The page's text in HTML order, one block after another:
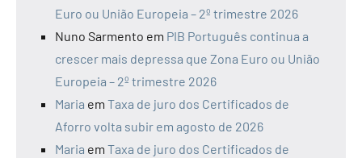
Euro ou União Europeia – 2º trimestre 2026
Nuno Sarmento em PIB Português continua a
crescer mais depressa que Zona Euro ou União
Europeia – 2º trimestre 2026
Maria em Taxa de juro dos Certificados de
Aforro volta subir em agosto de 2026
Maria em Taxa de juro dos Certificados de